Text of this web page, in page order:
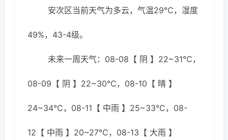
安次区当前天气为多云，气温29℃，湿度
49%，43-4级。
未来一周天气：08-08【 阴 】22~31℃，
08-09【 阴 】22~30℃，08-10【 晴 】
24~34℃，08-11【 中雨 】25~33℃，08-
12【 中雨 】20~27℃，08-13【 大雨 】